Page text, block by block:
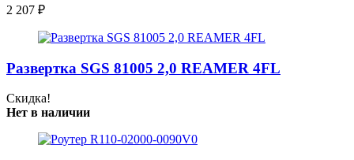
2 207 ₽
Развертка SGS 81005 2,0 REAMER 4FL
Скидка!
Нет в наличии